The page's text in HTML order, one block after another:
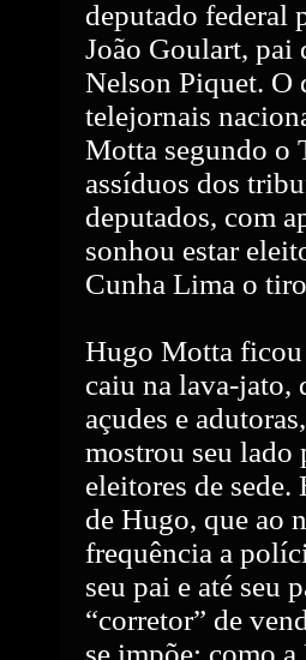
deputado federal
João Goulart, pai
Nelson Piquet. O
telejornais
Motta segundo o
assíduos dos
deputados, com
sonhou estar
Cunha Lima o
Hugo Motta ficou
caiu na lava-jato,
açudes e
mostrou seu lado
eleitores de
de Hugo, que ao
frequência a
seu pai e até seu
“corretor” de
se impõe: como